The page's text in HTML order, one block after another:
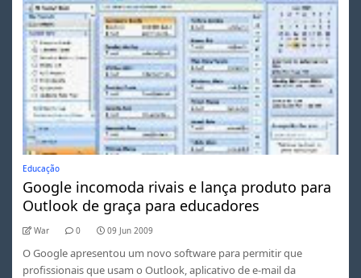
Educação
Google incomoda rivais e lança produto para
Outlook de graça para educadores
War 0 09 Jun 2009
O Google apresentou um novo software para permitir que
profissionais que usam o Outlook, aplicativo de e-mail da